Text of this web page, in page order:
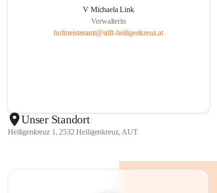
V Michaela Link
Verwalterin
hofmeisteramt@stift-heiligenkreuz.at
Unser Standort
Heiligenkreuz 1, 2532 Heiligenkreuz, AUT